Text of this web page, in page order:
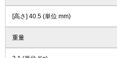
[高さ] 40.5 (単位 mm)
重量